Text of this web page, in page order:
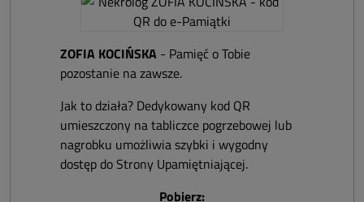
ZOFIA KOCIŃSKA - Pamięć o Tobie
pozostanie na zawsze.
Jak to działa? Dedykowany kod QR
umieszczony na tabliczce pogrzebowej lub
nagrobku umożliwia szybki i wygodny
dostęp do Strony Upamiętniającej.
Pobierz: